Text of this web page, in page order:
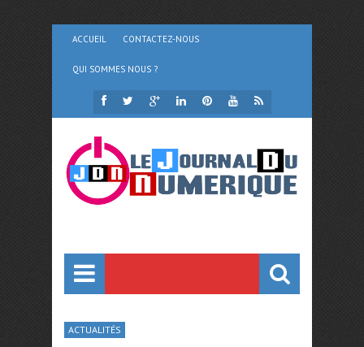
ACCUEIL CONTACTEZ-NOUS
QUI SOMMES NOUS ?
ACTUALITÉS